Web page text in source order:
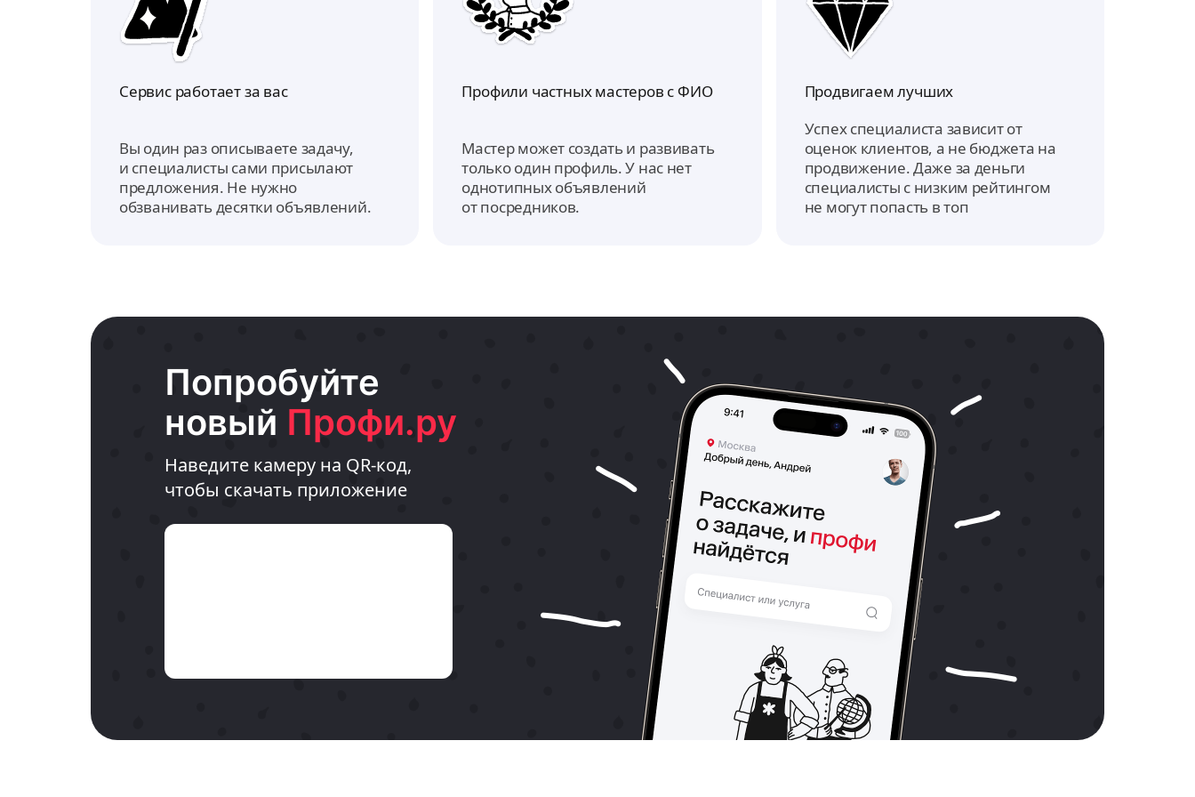
Сервис работает за вас
Вы один раз описываете задачу,
и специалисты сами присылают
предложения. Не нужно
обзванивать десятки объявлений.
Профили частных мастеров с ФИО
Мастер может создать и развивать
только один профиль. У нас нет
однотипных объявлений
от посредников.
Продвигаем лучших
Успех специалиста зависит от
оценок клиентов, а не бюджета на
продвижение. Даже за деньги
специалисты с низким рейтингом
не могут попасть в топ
Попробуйте
новый Профи.ру
Наведите камеру на QR-код,
чтобы скачать приложение